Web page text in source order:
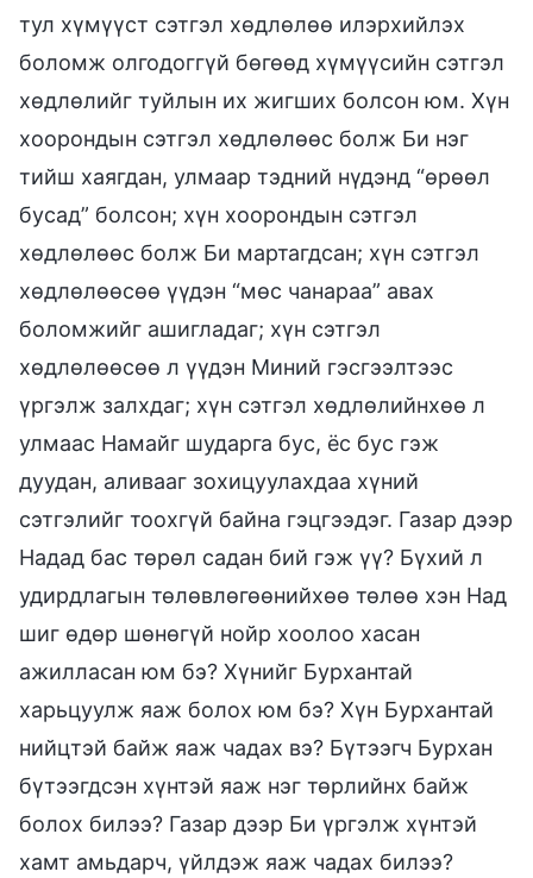
тул хүмүүст сэтгэл хөдлөлөө илэрхийлэх
боломж олгодоггүй бөгөөд хүмүүсийн сэтгэл
хөдлөлийг туйлын их жигших болсон юм. Хүн
хоорондын сэтгэл хөдлөлөөс болж Би нэг
тийш хаягдан, улмаар тэдний нүдэнд “өрөөл
бусад” болсон; хүн хоорондын сэтгэл
хөдлөлөөс болж Би мартагдсан; хүн сэтгэл
хөдлөлөөсөө үүдэн “мөс чанараа” авах
боломжийг ашигладаг; хүн сэтгэл
хөдлөлөөсөө л үүдэн Миний гэсгээлтээс
үргэлж залхдаг; хүн сэтгэл хөдлөлийнхөө л
улмаас Намайг шударга бус, ёс бус гэж
дуудан, аливааг зохицуулахдаа хүний
сэтгэлийг тоохгүй байна гэцгээдэг. Газар дээр
Надад бас төрөл садан бий гэж үү? Бүхий л
удирдлагын төлөвлөгөөнийхөө төлөө хэн Над
шиг өдөр шөнөгүй нойр хоолоо хасан
ажилласан юм бэ? Хүнийг Бурхантай
харьцуулж яаж болох юм бэ? Хүн Бурхантай
нийцтэй байж яаж чадах вэ? Бүтээгч Бурхан
бүтээгдсэн хүнтэй яаж нэг төрлийнх байж
болох билээ? Газар дээр Би үргэлж хүнтэй
хамт амьдарч, үйлдэж яаж чадах билээ?